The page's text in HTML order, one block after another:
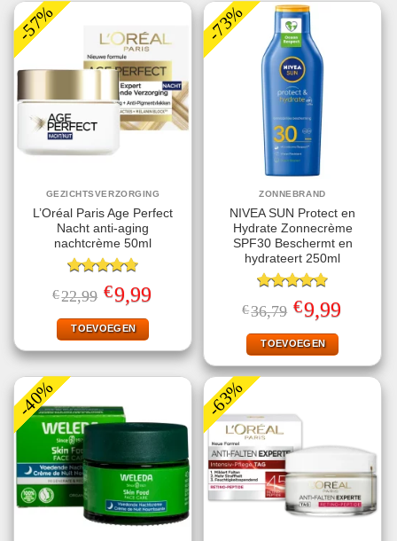
-57%
GEZICHTSVERZORGING
L’Oréal Paris Age Perfect
Nacht anti-aging
nachtcrème 50ml
Gewaardeerd
4.75uit 5
€22,99 Oorspronkelijke
prijs
was:
€22,99.
€9,99Huidige
prijs
TOEVOEGEN
-73%
ZONNEBRAND
NIVEA SUN Protect en
Hydrate Zonnecrème
SPF30 Beschermt en
hydrateert 250ml
Gewaardeerd
4.78uit 5
€36,79 Oorspronkelijke
prijs
was:
€36,79.
€9,99Huidige
prijs
TOEVOEGEN
-40% -63%